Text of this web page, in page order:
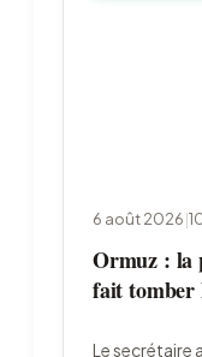
6 août 2026|
Ormuz : la
fait tomber
Le secrétaire